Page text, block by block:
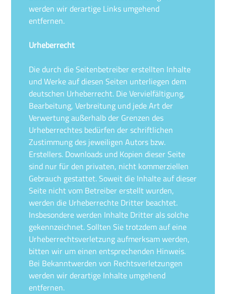
werden wir derartige Links umgehend
entfernen.
Urheberrecht
Die durch die Seitenbetreiber erstellten Inhalte
und Werke auf diesen Seiten unterliegen dem
deutschen Urheberrecht. Die Vervielfältigung,
Bearbeitung, Verbreitung und jede Art der
Verwertung außerhalb der Grenzen des
Urheberrechtes bedürfen der schriftlichen
Zustimmung des jeweiligen Autors bzw.
Erstellers. Downloads und Kopien dieser Seite
sind nur für den privaten, nicht kommerziellen
Gebrauch gestattet. Soweit die Inhalte auf dieser
Seite nicht vom Betreiber erstellt wurden,
werden die Urheberrechte Dritter beachtet.
Insbesondere werden Inhalte Dritter als solche
gekennzeichnet. Sollten Sie trotzdem auf eine
Urheberrechtsverletzung aufmerksam werden,
bitten wir um einen entsprechenden Hinweis.
Bei Bekanntwerden von Rechtsverletzungen
werden wir derartige Inhalte umgehend
entfernen.